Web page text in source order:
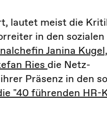
lautet meist die
in den sozialen
Janina Kugel,
Ries die Netz-
Präsenz in den
"40 führenden HR-